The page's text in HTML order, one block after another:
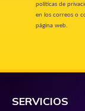
políticas de
en los correos o
página web.
SERVICIOS